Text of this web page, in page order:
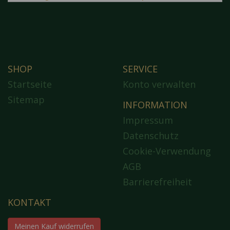
SHOP
Startseite
Sitemap
SERVICE
Konto verwalten
INFORMATION
Impressum
Datenschutz
Cookie-Verwendung
AGB
Barrierefreiheit
KONTAKT
Meinen Kauf widerrufen